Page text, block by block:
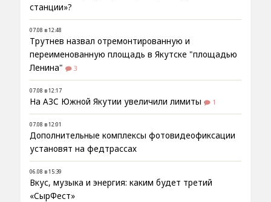
станции»?
07.08 в 12:48
Трутнев назвал отремонтированную и
переименованную площадь в Якутске "площадью
Ленина"
3
07.08 в 12:17
На АЗС Южной Якутии увеличили лимиты 1
07.08 в 12:01
Дополнительные комплексы фотовидеофиксации
установят на федтрассах
06.08 в 15:39
Вкус, музыка и энергия: каким будет третий
«СырФест»